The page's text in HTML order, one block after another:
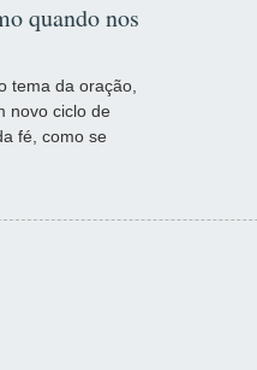
quando nos
tema da oração,
novo ciclo de
fé, como se